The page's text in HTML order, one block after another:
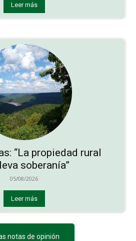
Leer más
“La propiedad rural
soberanía”
05/08/2026
Leer más
notas de opinión